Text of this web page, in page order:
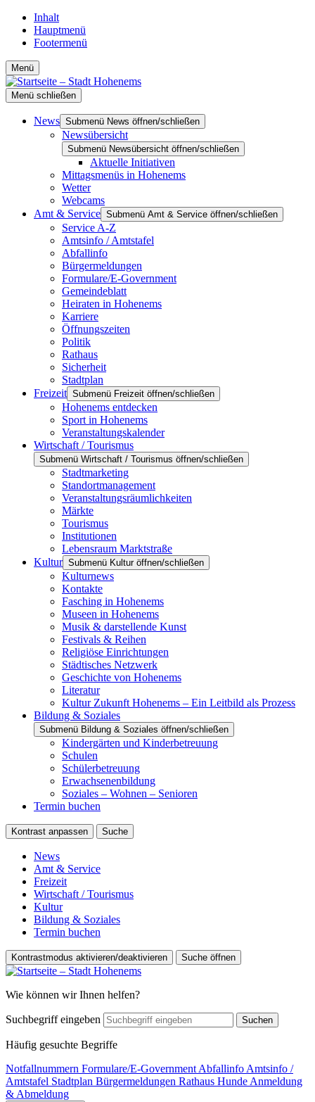
Inhalt
Hauptmenü
Footermenü
Menü
Menü schließen
News Submenü News öffnen/schließen
Newsübersicht
Submenü Newsübersicht öffnen/schließen
Aktuelle Initiativen
Mittagsmenüs in Hohenems
Wetter
Webcams
Amt & Service Submenü Amt & Service öffnen/schließen
Service A-Z
Amtsinfo / Amtstafel
Abfallinfo
Bürgermeldungen
Formulare/E-Government
Gemeindeblatt
Heiraten in Hohenems
Karriere
Öffnungszeiten
Politik
Rathaus
Sicherheit
Stadtplan
Freizeit Submenü Freizeit öffnen/schließen
Hohenems entdecken
Sport in Hohenems
Veranstaltungskalender
Wirtschaft / Tourismus
Submenü Wirtschaft / Tourismus öffnen/schließen
Stadtmarketing
Standortmanagement
Veranstaltungsräumlichkeiten
Märkte
Tourismus
Institutionen
Lebensraum Marktstraße
Kultur Submenü Kultur öffnen/schließen
Kulturnews
Kontakte
Fasching in Hohenems
Museen in Hohenems
Musik & darstellende Kunst
Festivals & Reihen
Religiöse Einrichtungen
Städtisches Netzwerk
Geschichte von Hohenems
Literatur
Kultur Zukunft Hohenems – Ein Leitbild als Prozess
Bildung & Soziales
Submenü Bildung & Soziales öffnen/schließen
Kindergärten und Kinderbetreuung
Schulen
Schülerbetreuung
Erwachsenenbildung
Soziales – Wohnen – Senioren
Termin buchen
Kontrast anpassen Suche
News
Amt & Service
Freizeit
Wirtschaft / Tourismus
Kultur
Bildung & Soziales
Termin buchen
Kontrastmodus aktivieren/deaktivieren Suche öffnen
Wie können wir Ihnen helfen?
Suchbegriff eingeben Suchen
Häufig gesuchte Begriffe
Notfallnummern Formulare/E-Government Abfallinfo Amtsinfo /
Amtstafel Stadtplan Bürgermeldungen Rathaus Hunde Anmeldung
& Abmeldung